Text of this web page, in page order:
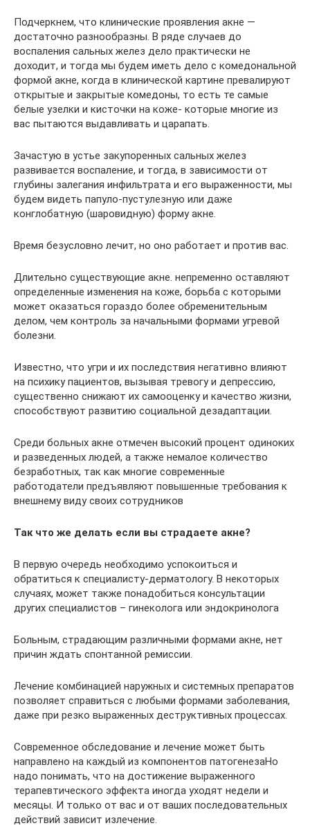
Подчеркнем, что клинические проявления акне —
достаточно разнообразны. В ряде случаев до
воспаления сальных желез дело практически не
доходит, и тогда мы будем иметь дело с комедональной
формой акне, когда в клинической картине превалируют
открытые и закрытые комедоны, то есть те самые
белые узелки и кисточки на коже- которые многие из
вас пытаются выдавливать и царапать.
Зачастую в устье закупоренных сальных желез
развивается воспаление, и тогда, в зависимости от
глубины залегания инфильтрата и его выраженности, мы
будем видеть папуло-пустулезную или даже
конглобатную (шаровидную) форму акне.
Время безусловно лечит, но оно работает и против вас.
Длительно существующие акне. непременно оставляют
определенные изменения на коже, борьба с которыми
может оказаться гораздо более обременительным
делом, чем контроль за начальными формами угревой
болезни.
Известно, что угри и их последствия негативно влияют
на психику пациентов, вызывая тревогу и депрессию,
существенно снижают их самооценку и качество жизни,
способствуют развитию социальной дезадаптации.
Среди больных акне отмечен высокий процент одиноких
и разведенных людей, а также немалое количество
безработных, так как многие современные
работодатели предъявляют повышенные требования к
внешнему виду своих сотрудников
Так что же делать если вы страдаете акне?
В первую очередь необходимо успокоиться и
обратиться к специалисту-дерматологу. В некоторых
случаях, может также понадобиться консультации
других специалистов – гинеколога или эндокринолога
Больным, страдающим различными формами акне, нет
причин ждать спонтанной ремиссии.
Лечение комбинацией наружных и системных препаратов
позволяет справиться с любыми формами заболевания,
даже при резко выраженных деструктивных процессах.
Современное обследование и лечение может быть
направлено на каждый из компонентов патогенезаНо
надо понимать, что на достижение выраженного
терапевтического эффекта иногда уходят недели и
месяцы. И только от вас и от ваших последовательных
действий зависит излечение.